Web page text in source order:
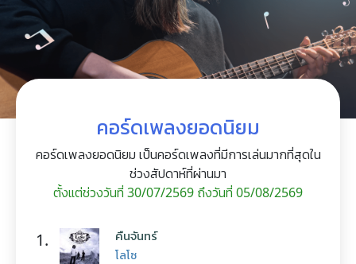
คอร์ดเพลงยอดนิยม
คอร์ดเพลงยอดนิยม เป็นคอร์ดเพลงที่มีการเล่นมากที่สุดใน
ช่วงสัปดาห์ที่ผ่านมา
ตั้งแต่ช่วงวันที่ 30/07/2569 ถึงวันที่ 05/08/2569
1. คืนจันทร์
โลโซ